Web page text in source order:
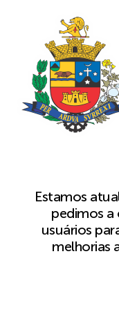
Estamos
pedimos
usuários
melhorias